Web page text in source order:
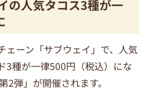
の人気タコス3種が一
ェーン「サブウェイ」で、人気
3種が一律500円（税込）にな
2弾」が開催されます。